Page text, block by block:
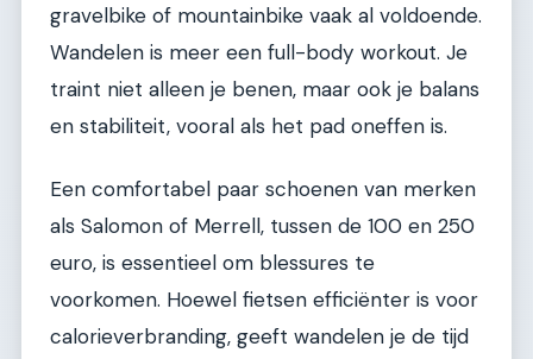
gravelbike of mountainbike vaak al voldoende.
Wandelen is meer een full-body workout. Je
traint niet alleen je benen, maar ook je balans
en stabiliteit, vooral als het pad oneffen is.
Een comfortabel paar schoenen van merken
als Salomon of Merrell, tussen de 100 en 250
euro, is essentieel om blessures te
voorkomen. Hoewel fietsen efficiënter is voor
calorieverbranding, geeft wandelen je de tijd